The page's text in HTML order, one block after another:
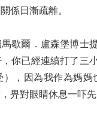
係日漸疏離。
歇爾．盧森堡博士
你已經連續打了三
，因為我作為媽
畀對眼睛休息一吓